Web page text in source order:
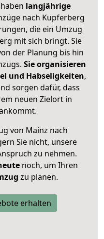
langjährige
nach Kupferberg
die ein Umzug
mit sich bringt. Sie
der Planung bis hin
Sie organisieren
und Habseligkeiten,
sorgen dafür, dass
neuen Zielort in
von Mainz nach
Sie nicht, unsere
zu nehmen.
noch, um Ihren
zu planen.
erhalten